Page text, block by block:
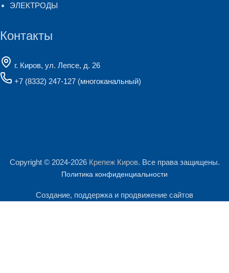
ЭЛЕКТРОДЫ
Контакты
г. Киров, ул. Лепсе, д. 26
+7 (8332) 247-127 (многоканальный)
Copyright © 2024-2026 Крепеж Киров. Все права защищены.
Политика конфиденциальности
Создание, поддержка и продвижение сайтов